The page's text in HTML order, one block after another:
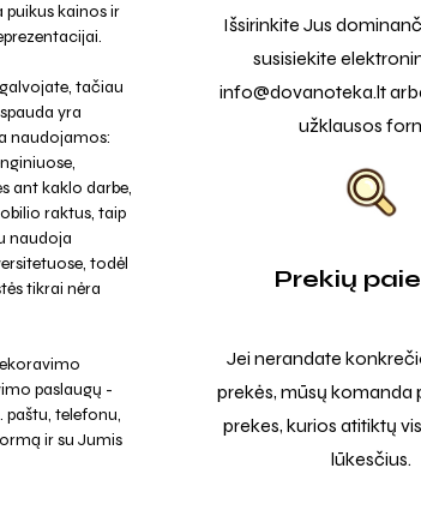
puikus kainos ir
tačiau
yra
naudojamos:
ant kaklo darbe,
raktus, taip
naudoja
todėl
tikrai nėra
paslaugų -
paštu, telefonu,
ir su Jumis
Išsirinkite Jus
susisiekite
info@dovanoteka.lt
užklausos
Prekių
Jei nerandate
prekės, mūsų komanda
prekes, kurios atitiktų
lūkesčius.